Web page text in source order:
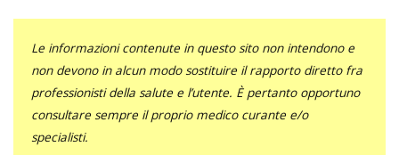
Le informazioni contenute in questo sito non intendono e
non devono in alcun modo sostituire il rapporto diretto fra
professionisti della salute e l’utente. È pertanto opportuno
consultare sempre il proprio medico curante e/o
specialisti.